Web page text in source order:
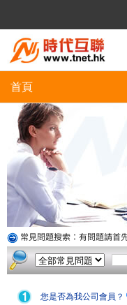
首頁
常見問題搜索：有問題請首
您是否為我公司會員？